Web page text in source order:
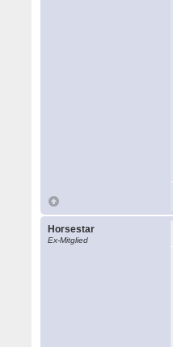
Horsestar
Ex-Mitglied